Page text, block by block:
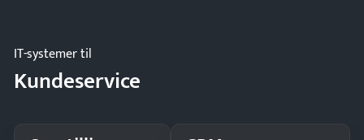
IT-systemer til
Kundeservice